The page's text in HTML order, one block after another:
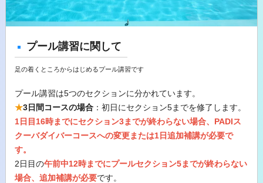
プール講習に関して
足の着くところからはじめるプール講習です
プール講習は5つのセクションに分かれています。
★3日間コースの場合：初日にセクション5までを修了します。
1日目16時までにセクション3までが終わらない場合、PADIス
クーバダイバーコースへの変更または1日追加補講が必要で
す。
2日目の午前中12時までにプールセクション5までが終わらない
場合、追加補講が必要です。